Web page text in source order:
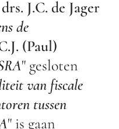
J.C. de Jager
de
(Paul)
" gesloten
van fiscale
tussen
" is gaan